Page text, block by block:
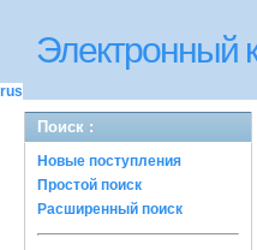
Электронный
rus
Поиск :
Новые поступления
Простой поиск
Расширенный поиск